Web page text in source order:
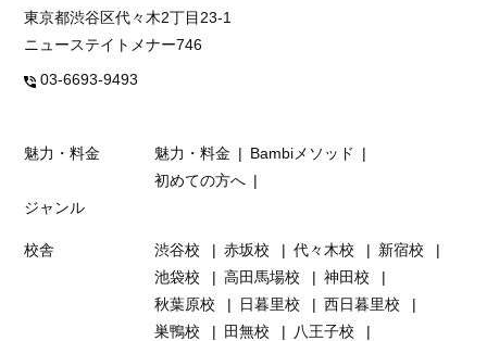
東京都渋谷区代々木2丁目23-1
ニューステイトメナー746
03-6693-9493
魅力・料金 魅力・料金
Bambiメソッド
初めての方へ
ジャンル
校舎 渋谷校 赤坂校 代々木校
新宿校
池袋校
高田馬場校
神田校
秋葉原校
日暮里校
西日暮里校
巣鴨校
田無校
八王子校